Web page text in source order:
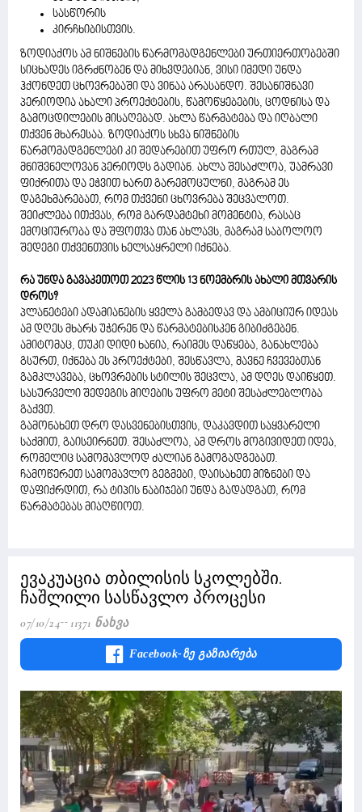
სასწორის
კირჩხიბისთვის.
ზოდიაქოს ამ ნიშნების წარმომადგენლები ურთიერთობებში
სიცხადეს იგრძნობენ და მიხვდებიან, ვისი იმედი უნდა
ჰქონდეთ ცხოვრებაში და ვინაა არასანდო. შესანიშნავი
პერიოდია ახალი პროექტების, წამოწყებების, ცოდნისა და
გამოცდილების მისაღებად. ახლა წარმატება და იღბალი
თქვენ მხარესაა. ზოდიაქოს სხვა ნიშნების
წარმომადგენლები კი შედარებით უფრო რთულ, მაგრამ
მნიშვნელოვან პერიოდს გადიან. ახლა შესაძლოა, უამრავი
ფიქრითა და ეჭვით ხართ გარემოცულნი, მაგრამ ეს
დაგეხმარებათ, რომ თქვენი ცხოვრება შეცვალოთ.
შეიძლება ითქვას, რომ გარდამტეხი მომენტია, რასაც
ემოციურობა და შფოთვა თან ახლავს, მაგრამ საბოლოო
შედეგი თქვენთვის ხელსაყრელი იქნება.
რა უნდა გავაკეთოთ 2023 წლის 13 ნოემბრის ახალი მთვარის
დროს?
პლანეტები ადამიანების ყველა გამბედავ და ამბიციურ იდეას
ამ დღეს მხარს უჭერენ და წარმატებისკენ გიბიძგებენ.
ამიტომაც, თუკი დიდი ხანია, რაიმეს დაწყება, განახლება
გსურთ, იქნება ეს პროექტები, შესწავლა, მავნე ჩვევებთან
გამკლავება, ცხოვრების სტილის შეცვლა, ამ დღეს დაიწყეთ.
სასურველი შედეგის მიღების უფრო მეტი შესაძლებლობა
გაქვთ.
გამონახეთ დრო დასვენებისთვის, დაკავდით საყვარელი
საქმით, გაისეირნეთ. შესაძლოა, ამ დროს მოგივიდეთ იდეა,
რომელიც სამომავლოდ ძალიან გამოგადგებათ.
ჩამოწერეთ სამომავლო გეგმები, დაისახეთ მიზნები და
დაფიქრდით, რა ტიპის ნაბიჯები უნდა გადადგათ, რომ
წარმატებას მიაღწიოთ.
ევაკუაცია თბილისის სკოლებში.
ჩაშლილი სასწავლო პროცესი
07/10/24 11371 Ნახვა
Facebook-Ზე Გაზიარება